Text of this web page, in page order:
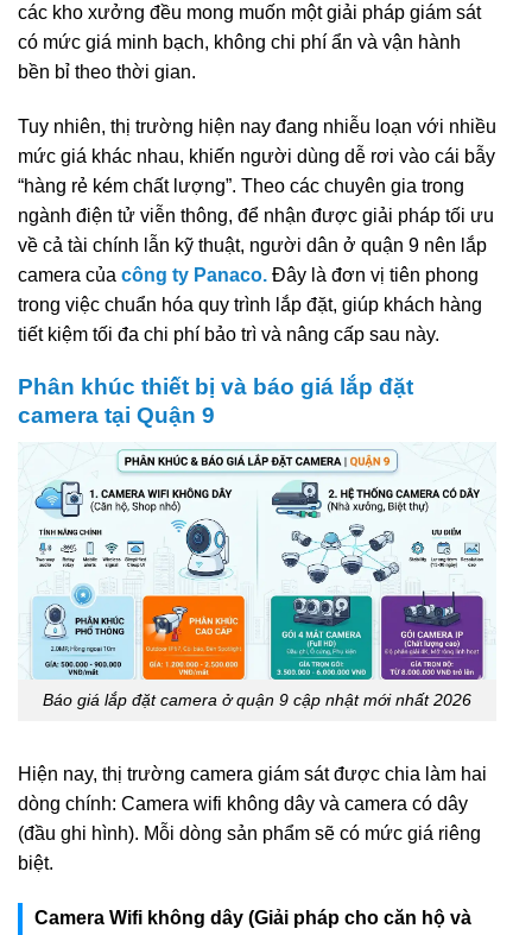
các kho xưởng đều mong muốn một giải pháp giám sát
có mức giá minh bạch, không chi phí ẩn và vận hành
bền bỉ theo thời gian.
Tuy nhiên, thị trường hiện nay đang nhiễu loạn với nhiều
mức giá khác nhau, khiến người dùng dễ rơi vào cái bẫy
“hàng rẻ kém chất lượng”. Theo các chuyên gia trong
ngành điện tử viễn thông, để nhận được giải pháp tối ưu
về cả tài chính lẫn kỹ thuật, người dân ở quận 9 nên lắp
camera của công ty Panaco. Đây là đơn vị tiên phong
trong việc chuẩn hóa quy trình lắp đặt, giúp khách hàng
tiết kiệm tối đa chi phí bảo trì và nâng cấp sau này.
Phân khúc thiết bị và báo giá lắp đặt
camera tại Quận 9
Báo giá lắp đặt camera ở quận 9 cập nhật mới nhất 2026
Hiện nay, thị trường camera giám sát được chia làm hai
dòng chính: Camera wifi không dây và camera có dây
(đầu ghi hình). Mỗi dòng sản phẩm sẽ có mức giá riêng
biệt.
Camera Wifi không dây (Giải pháp cho căn hộ và